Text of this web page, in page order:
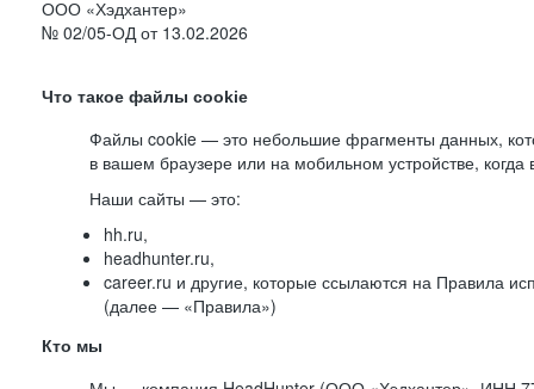
ООО «Хэдхантер»
№ 02/05-ОД от 13.02.2026
Что такое файлы cookie
Файлы cookie — это небольшие фрагменты данных,
в вашем браузере или на мобильном устройстве,
Наши сайты — это:
hh.ru,
headhunter.ru,
career.ru и другие, которые ссылаются на Правила
(далее — «Правила»)
Кто мы